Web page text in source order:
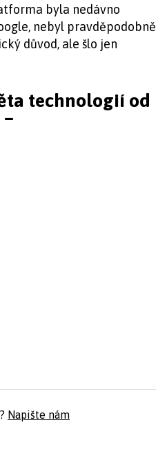
byla nedávno
nebyl pravděpodobně
důvod, ale šlo jen
technologií od
Napište nám